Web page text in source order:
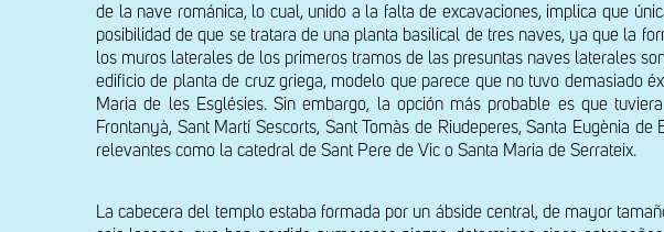
de la nave románica, lo cual, unido a la falta de excavaciones, implica que
posibilidad de que se tratara de una planta basilical de tres naves, ya que la
los muros laterales de los primeros tramos de las presuntas naves laterales
edificio de planta de cruz griega, modelo que parece que no tuvo demasiado
Maria de les Esglésies. Sin embargo, la opción más probable es que
Frontanyà, Sant Martí Sescorts, Sant Tomàs de Riudeperes, Santa Eugènia
relevantes como la catedral de Sant Pere de Vic o Santa Maria de Serrateix.
La cabecera del templo estaba formada por un ábside central, de mayor